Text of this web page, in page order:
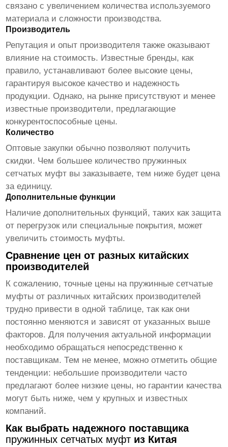
связано с увеличением количества используемого
материала и сложности производства.
Производитель
Репутация и опыт производителя также оказывают
влияние на стоимость. Известные бренды, как
правило, устанавливают более высокие цены,
гарантируя высокое качество и надежность
продукции. Однако, на рынке присутствуют и менее
известные производители, предлагающие
конкурентоспособные цены.
Количество
Оптовые закупки обычно позволяют получить
скидки. Чем большее количество пружинных
сетчатых муфт вы заказываете, тем ниже будет цена
за единицу.
Дополнительные функции
Наличие дополнительных функций, таких как защита
от перегрузок или специальные покрытия, может
увеличить стоимость муфты.
Сравнение цен от разных китайских
производителей
К сожалению, точные цены на пружинные сетчатые
муфты от различных китайских производителей
трудно привести в одной таблице, так как они
постоянно меняются и зависят от указанных выше
факторов. Для получения актуальной информации
необходимо обращаться непосредственно к
поставщикам. Тем не менее, можно отметить общие
тенденции: небольшие производители часто
предлагают более низкие цены, но гарантии качества
могут быть ниже, чем у крупных и известных
компаний.
Как выбрать надежного поставщика
пружинных сетчатых муфт из Китая